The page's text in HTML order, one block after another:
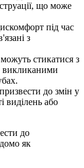
що може
під час
з
стикатися з
викликаними
до змін у
виділень або
до
як